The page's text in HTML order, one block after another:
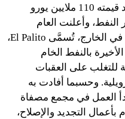
النفط الكبيرة لفنزويلا، وفازت بعقد قيمته 110 ملايين يورو
وأعلنت العام
الماضي عن امتلاك أول مصفاة لها في الخارج، تُسمَّى El Palito،
بالنفط الخام
للتغلب على العقبات
وحسبما أفادت به
العمل في مجمع مصفاة
100 يوم؛ للقيام بأعمال التجديد والإصلاح،